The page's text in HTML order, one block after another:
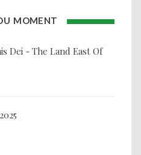
MOMENT
Dei - The Land East Of